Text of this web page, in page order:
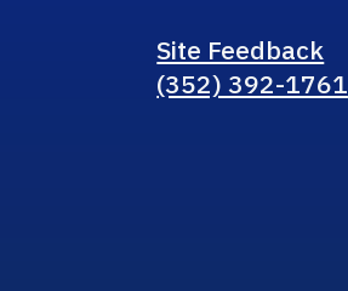
Site Feedback
(352) 392-1761